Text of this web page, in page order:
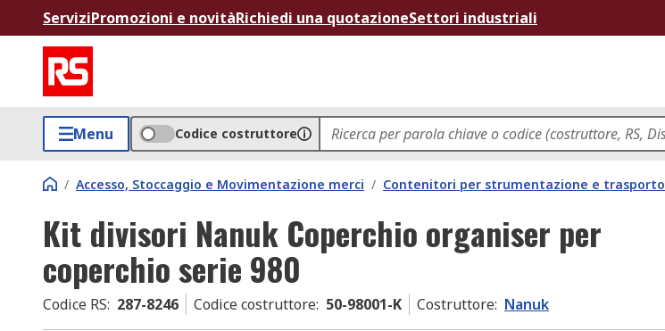
ServiziPromozioni e novitàRichiedi una quotazioneSettori industriali
Menu Codice costruttore
/ Accesso, Stoccaggio e Movimentazione merci / Contenitori per strumentazione e trasporto
Kit divisori Nanuk Coperchio organiser per
coperchio serie 980
Codice RS: 287-8246 Codice costruttore: 50-98001-K Costruttore: Nanuk